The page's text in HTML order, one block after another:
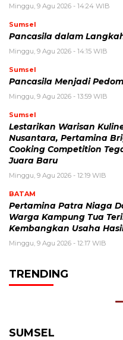
Minggu, 9 Agu 2026 - 14:24 WIB
Sumsel
Pancasila dalam
Minggu, 9 Agu 2026 - 14:15 WIB
Sumsel
Pancasila Menjadi
Minggu, 9 Agu 2026 - 13:59 WIB
Sumsel
Lestarikan Warisan
Nusantara, Pertamina
Cooking Competition
Juara Baru
Minggu, 9 Agu 2026 - 12:19 WIB
BATAM
Pertamina Patra Niaga
Warga Kampung Tua
Kembangkan Usaha
Minggu, 9 Agu 2026 - 12:17 WIB
TRENDING
SUMSEL